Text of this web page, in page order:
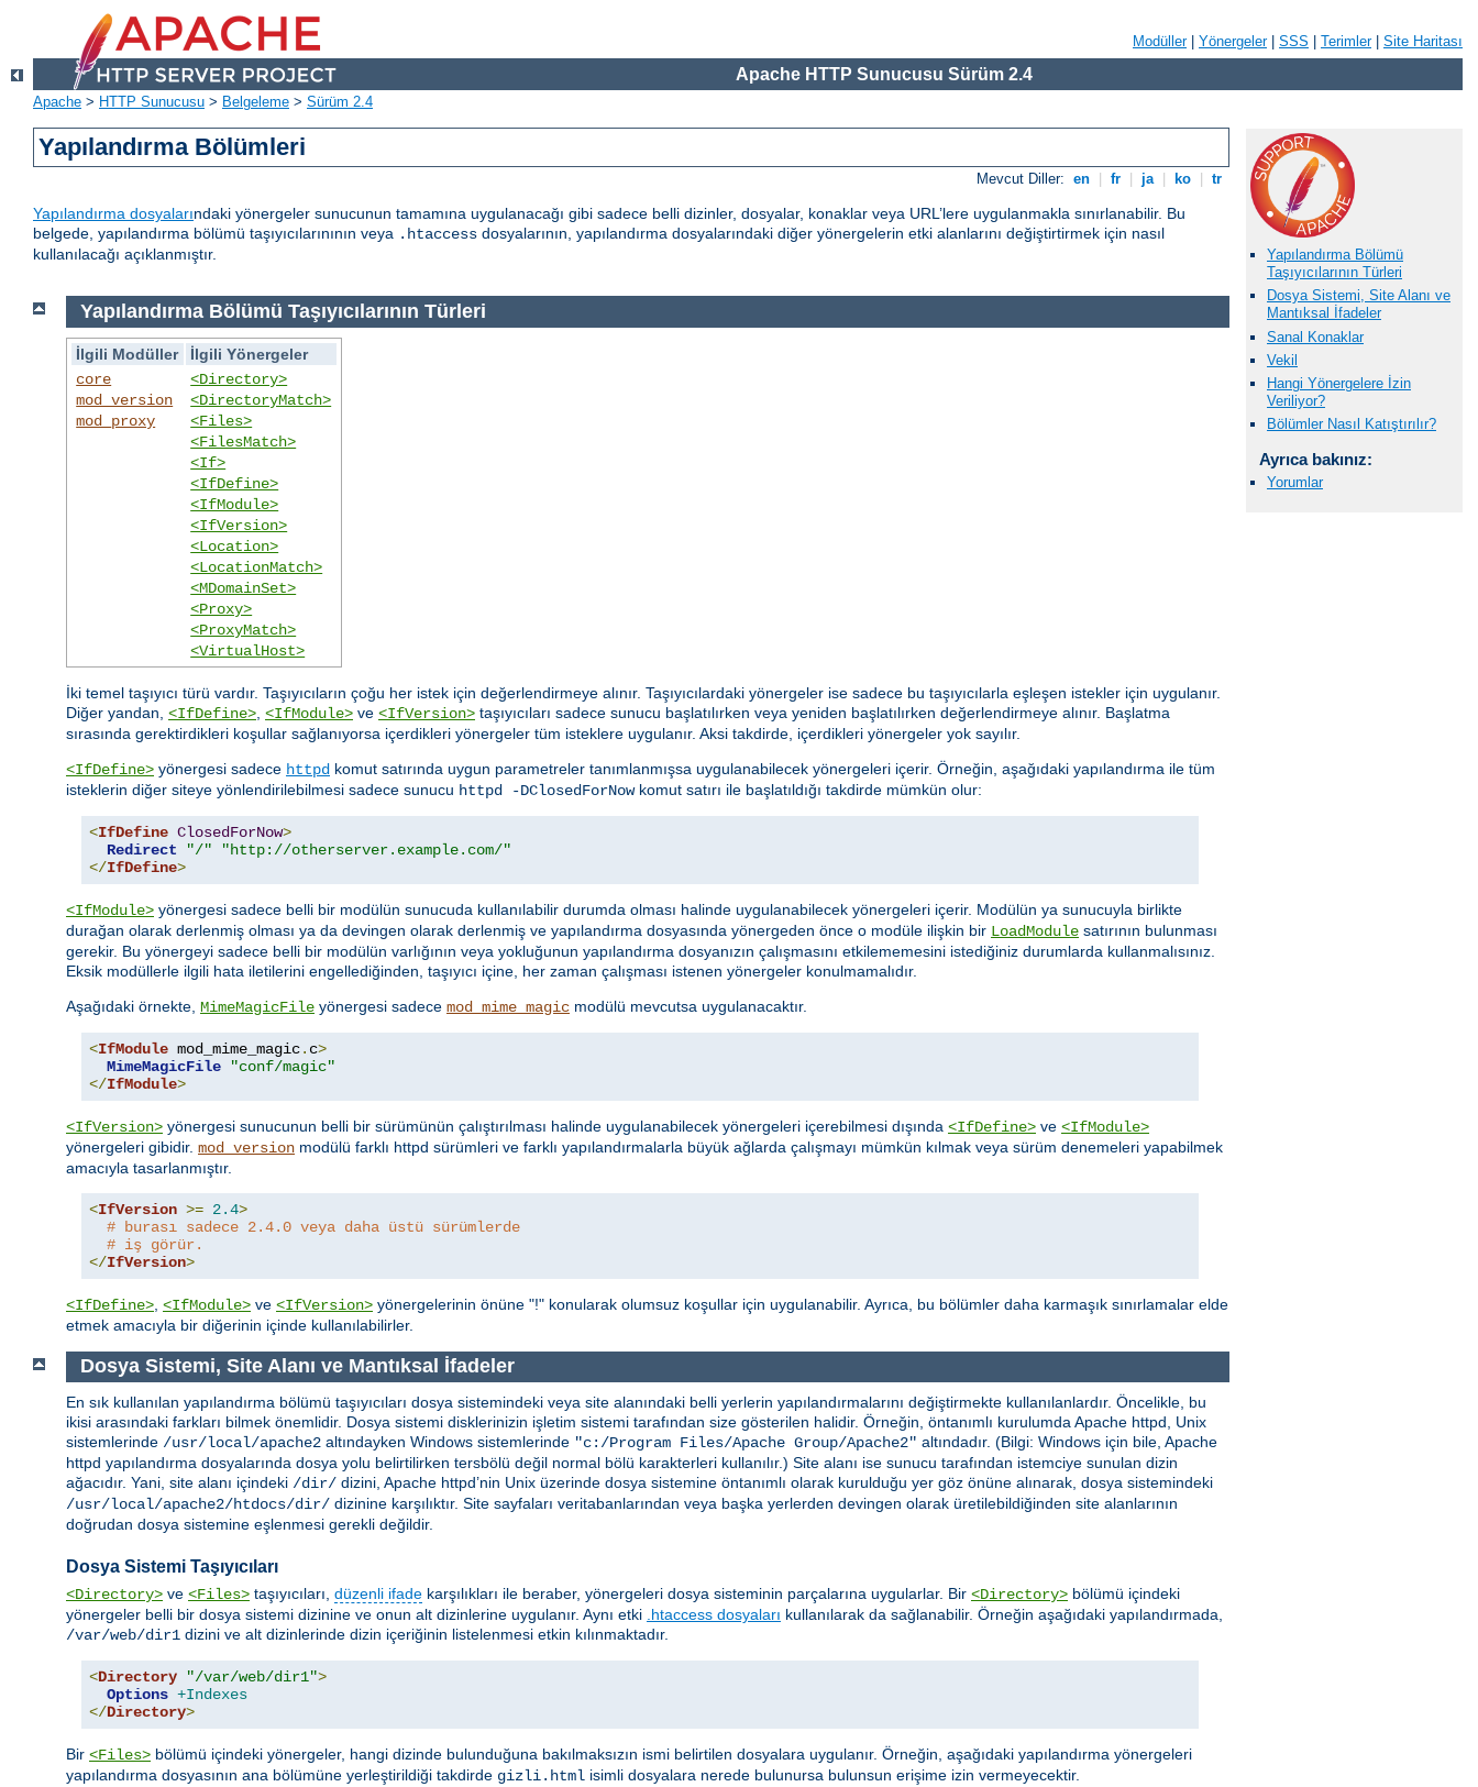
Modüller| Yönergeler| SSS Terimler| Site Haritası
Apache HTTP Sunucusu Sürüm 2.4
Apache > HTTP Sunucusu > Belgeleme > Sürüm 2.4
Yapılandırma Bölümleri
Mevcut Diller: en fr ja ko tr
Yapılandırma dosyalarındaki yönergeler sunucunun tamamına uygulanacağı gibi sadece belli dizinler, dosyalar, konaklar veya URL’lere uygulanmakla sınırlanabilir. Bu
belgede, yapılandırma bölümü taşıyıcılarınının veya .htaccess dosyalarının, yapılandırma dosyalarındaki diğer yönergelerin etki alanlarını değiştirtirmek için nasıl
kullanılacağı açıklanmıştır.
Yapılandırma Bölümü
Taşıyıcılarının Türleri
Dosya Sistemi, Site Alanı ve
Mantıksal İfadeler
Sanal Konaklar
Vekil
Hangi Yönergelere İzin
Veriliyor?
Bölümler Nasıl Katıştırılır?
Ayrıca bakınız:
Yorumlar
Yapılandırma Bölümü Taşıyıcılarının Türleri
İlgili Modüller
İlgili Yönergeler
core
mod_version
mod_proxy
<Directory>
<DirectoryMatch>
<Files>
<FilesMatch>
<If>
<IfDefine>
<IfModule>
<IfVersion>
<Location>
<LocationMatch>
<MDomainSet>
<Proxy>
<ProxyMatch>
<VirtualHost>
İki temel taşıyıcı türü vardır. Taşıyıcıların çoğu her istek için değerlendirmeye alınır. Taşıyıcılardaki yönergeler ise sadece bu taşıyıcılarla eşleşen istekler için uygulanır.
Diğer yandan, <IfDefine> <IfModule> ve <IfVersion> taşıyıcıları sadece sunucu başlatılırken veya yeniden başlatılırken değerlendirmeye alınır. Başlatma
sırasında gerektirdikleri koşullar sağlanıyorsa içerdikleri yönergeler tüm isteklere uygulanır. Aksi takdirde, içerdikleri yönergeler yok sayılır.
<IfDefine> yönergesi sadece httpd komut satırında uygun parametreler tanımlanmışsa uygulanabilecek yönergeleri içerir. Örneğin, aşağıdaki yapılandırma ile tüm
isteklerin diğer siteye yönlendirilebilmesi sadece sunucu httpd -DClosedForNowkomut satırı ile başlatıldığı takdirde mümkün olur:
<IfDefine ClosedForNow>
Redirect
"/"
"http://otherserver.example.com/"
</IfDefine>
<IfModule> yönergesi sadece belli bir modülün sunucuda kullanılabilir durumda olması halinde uygulanabilecek yönergeleri içerir. Modülün ya sunucuyla birlikte
durağan olarak derlenmiş olması ya da devingen olarak derlenmiş ve yapılandırma dosyasında yönergeden önce o modüle ilişkin bir LoadModule satırının bulunması
gerekir. Bu yönergeyi sadece belli bir modülün varlığının veya yokluğunun yapılandırma dosyanızın çalışmasını etkilememesini istediğiniz durumlarda kullanmalısınız.
Eksik modüllerle ilgili hata iletilerini engellediğinden, taşıyıcı içine, her zaman çalışması istenen yönergeler konulmamalıdır.
Aşağıdaki örnekte, MimeMagicFile yönergesi sadece mod_mime_magic modülü mevcutsa uygulanacaktır.
<IfModule mod_mime_magic. c>
MimeMagicFile
"conf/magic"
</IfModule>
<IfVersion> yönergesi sunucunun belli bir sürümünün çalıştırılması halinde uygulanabilecek yönergeleri içerebilmesi dışında <IfDefine> ve <IfModule>
yönergeleri gibidir. mod_version modülü farklı httpd sürümleri ve farklı yapılandırmalarla büyük ağlarda çalışmayı mümkün kılmak veya sürüm denemeleri yapabilmek
amacıyla tasarlanmıştır.
<IfVersion >= 2.4>
# burası sadece 2.4.0 veya daha üstü sürümlerde
# iş görür.
</IfVersion>
<IfDefine> <IfModule> ve <IfVersion> yönergelerinin önüne "!" konularak olumsuz koşullar için uygulanabilir. Ayrıca, bu bölümler daha karmaşık sınırlamalar elde
etmek amacıyla bir diğerinin içinde kullanılabilirler.
Dosya Sistemi, Site Alanı ve Mantıksal İfadeler
En sık kullanılan yapılandırma bölümü taşıyıcıları dosya sistemindeki veya site alanındaki belli yerlerin yapılandırmalarını değiştirmekte kullanılanlardır. Öncelikle, bu
ikisi arasındaki farkları bilmek önemlidir. Dosya sistemi disklerinizin işletim sistemi tarafından size gösterilen halidir. Örneğin, öntanımlı kurulumda Apache httpd, Unix
sistemlerinde /usr/local/apache2 altındayken Windows sistemlerinde "c:/Program Files/Apache Group/Apache2" altındadır. (Bilgi: Windows için bile, Apache
httpd yapılandırma dosyalarında dosya yolu belirtilirken tersbölü değil normal bölü karakterleri kullanılır.) Site alanı ise sunucu tarafından istemciye sunulan dizin
ağacıdır. Yani, site alanı içindeki /dir/ dizini, Apache httpd’nin Unix üzerinde dosya sistemine öntanımlı olarak kurulduğu yer göz önüne alınarak, dosya sistemindeki
/usr/local/apache2/htdocs/dir/ dizinine karşılıktır. Site sayfaları veritabanlarından veya başka yerlerden devingen olarak üretilebildiğinden site alanlarının
doğrudan dosya sistemine eşlenmesi gerekli değildir.
Dosya Sistemi Taşıyıcıları
<Directory> ve <Files> taşıyıcıları, düzenli ifade karşılıkları ile beraber, yönergeleri dosya sisteminin parçalarına uygularlar. Bir <Directory> bölümü içindeki
yönergeler belli bir dosya sistemi dizinine ve onun alt dizinlerine uygulanır. Aynı etki .htaccess dosyaları kullanılarak da sağlanabilir. Örneğin aşağıdaki yapılandırmada,
/var/web/dir1 dizini ve alt dizinlerinde dizin içeriğinin listelenmesi etkin kılınmaktadır.
<Directory "/var/web/dir1">
Options +Indexes
</Directory>
Bir <Files> bölümü içindeki yönergeler, hangi dizinde bulunduğuna bakılmaksızın ismi belirtilen dosyalara uygulanır. Örneğin, aşağıdaki yapılandırma yönergeleri
yapılandırma dosyasının ana bölümüne yerleştirildiği takdirde gizli.html isimli dosyalara nerede bulunursa bulunsun erişime izin vermeyecektir.